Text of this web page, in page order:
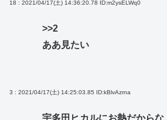
18 : 2021/04/17(土) 14:36:20.78 ID:m2ysELWq0
>>2
ああ見たい
3 : 2021/04/17(土) 14:25:03.85 ID:kBlvAzrna